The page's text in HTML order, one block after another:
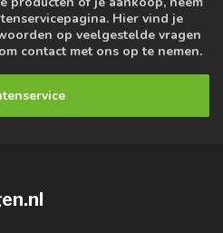
Hier vind je
op veelgestelde vragen
contact met ons op te nemen.